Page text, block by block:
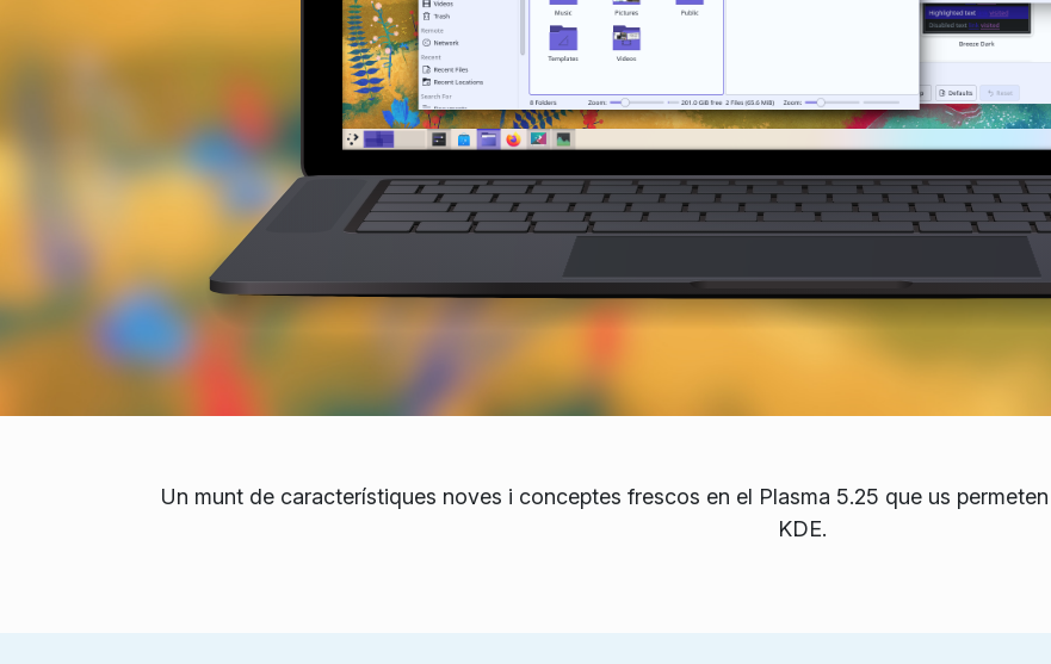
Un munt de característiques noves i conceptes frescos en el Plasma 5.25 que us
KDE.